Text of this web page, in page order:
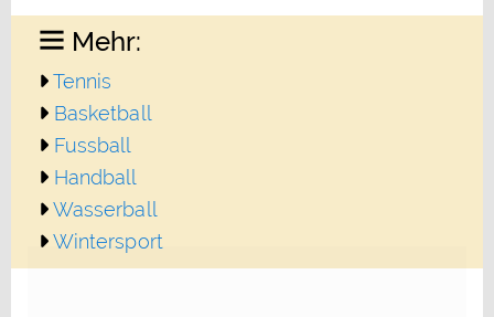
Mehr:
Tennis
Basketball
Fussball
Handball
Wasserball
Wintersport